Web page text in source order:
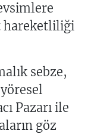
hareketliliği
sebze,
Pazarı ile
göz